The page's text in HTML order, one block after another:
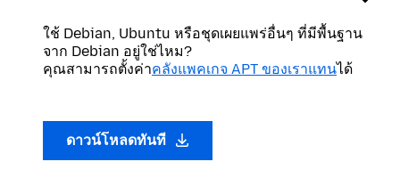
ใช้ Debian, Ubuntu หรือชุดเผยแพร่อื่นๆ ที่มีพื้นฐาน
จาก Debian อยู่ใช่ไหม?
คุณสามารถตั้งค่าคลังแพคเกจ APT ของเราแทนได้
ดาวน์โหลดทันที